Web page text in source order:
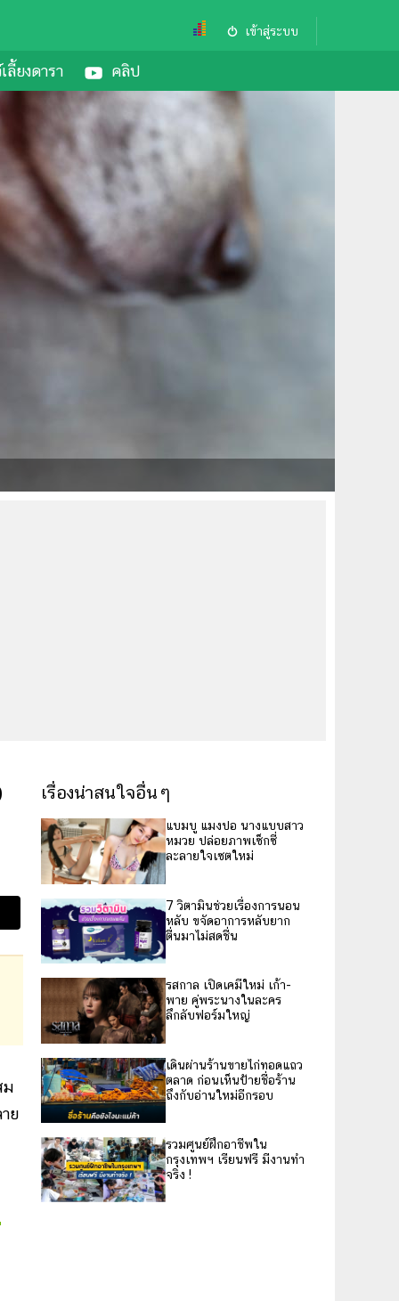
เข้าสู่ระบบ
ลี้ยงดารา คลิป
ม
ย
เรื่องน่าสนใจอื่นๆ
แบมบู แมงปอ นางแบบสาว
หมวย ปล่อยภาพเซ็กซี่
ละลายใจเซตใหม่
7 วิตามินช่วยเรื่องการนอน
หลับ ขจัดอาการหลับยาก
ตื่นมาไม่สดชื่น
รสกาล เปิดเคมีใหม่ เก้า-
พาย คู่พระนางในละคร
ลึกลับฟอร์มใหญ่
เดินผ่านร้านขายไก่ทอดแถว
ตลาด ก่อนเห็นป้ายชื่อร้าน
ถึงกับอ่านใหม่อีกรอบ
รวมศูนย์ฝึกอาชีพใน
กรุงเทพฯ เรียนฟรี มีงานทำ
จริง !